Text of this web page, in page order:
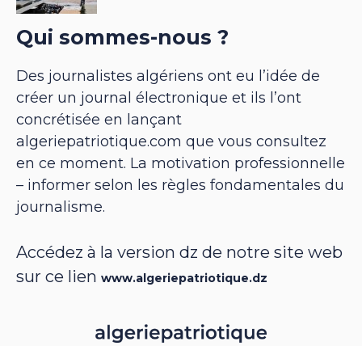
Qui sommes-nous ?
Des journalistes algériens ont eu l’idée de
créer un journal électronique et ils l’ont
concrétisée en lançant
algeriepatriotique.com que vous consultez
en ce moment. La motivation professionnelle
– informer selon les règles fondamentales du
journalisme.
Accédez à la version dz de notre site web
sur ce lien www.algeriepatriotique.dz